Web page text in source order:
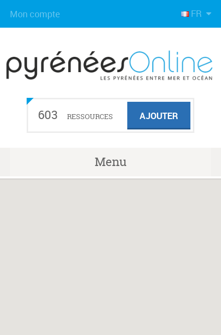
FR
Mon compte
603 RESSOURCES AJOUTER
Menu